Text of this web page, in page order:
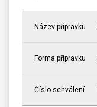
Název přípravku
Forma přípravku
Číslo schválení